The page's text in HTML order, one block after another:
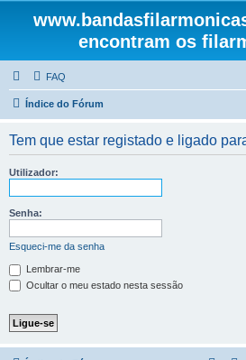
encontram os
FAQ
Índice do Fórum
Tem que estar registado e ligado
Utilizador:
Senha:
Esqueci-me da senha
Lembrar-me
Ocultar o meu estado nesta sessão